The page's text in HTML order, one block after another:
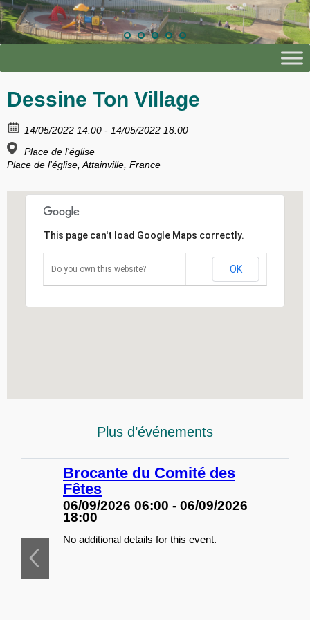
Dessine Ton Village
14/05/2022 14:00 - 14/05/2022 18:00
Place de l'église
Place de l'église, Attainville, France
This page can't load Google Maps correctly.
Do you own this website? OK
Plus d’événements
Brocante du Comité des
Fêtes
06/09/2026 06:00 - 06/09/2026
18:00
No additional details for this event.